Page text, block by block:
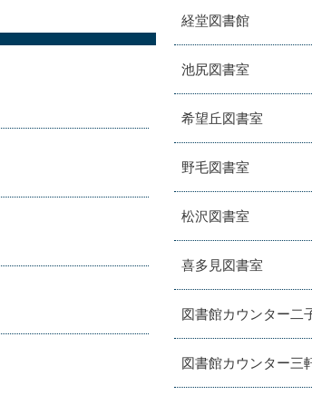
経堂図書館
池尻図書室
希望丘図書室
野毛図書室
松沢図書室
喜多見図書室
図書館カウンター二
図書館カウンター三